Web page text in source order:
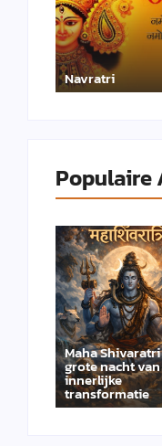
Navratri
Populaire
Maha
grote nacht van
innerlijke
transformatie